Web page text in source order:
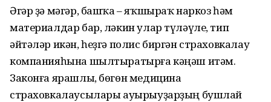
Әгәр ҙә мәгәр, башҡа – яҡшыраҡ наркоз һәм
материалдар бар, ләкин улар түләүле, тип
әйтәләр икән, һеҙгә полис биргән страховкалау
компанияһына шылтыратырға кәңәш итәм.
Законға ярашлы, бөгөн медицина
страховкалаусылары ауырыуҙарҙың бушлай